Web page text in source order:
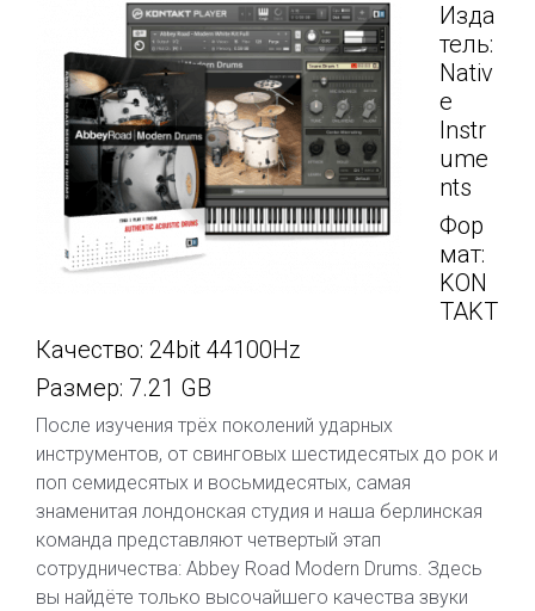
Изда
тель:
Nativ
e
Instr
ume
nts
Фор
мат:
KON
TAKT
Качество: 24bit 44100Hz
Размер: 7.21 GB
После изучения трёх поколений ударных
инструментов, от свинговых шестидесятых до рок и
поп семидесятых и восьмидесятых, самая
знаменитая лондонская студия и наша берлинская
команда представляют четвертый этап
сотрудничества: Abbey Road Modern Drums. Здесь
вы найдёте только высочайшего качества звуки